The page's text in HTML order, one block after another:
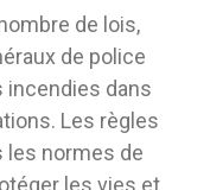
de lois,
de police
incendies dans
Les règles
les normes de
les vies et